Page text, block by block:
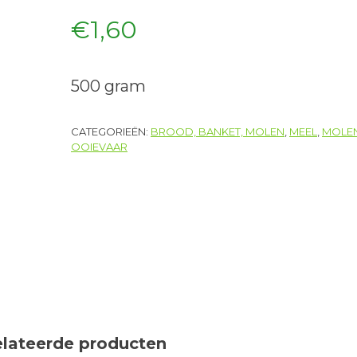
€1,60
500 gram
CATEGORIEËN: BROOD, BANKET, MOLEN MEEL
OOIEVAAR
producten